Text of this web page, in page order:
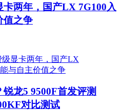
两年，国产LX 7G100入
值之争
龙5 9500F首发评测
对比测试